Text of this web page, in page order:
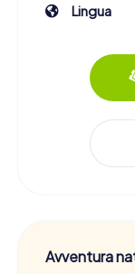
Lingua
Avventura